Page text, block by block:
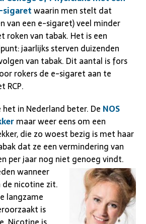
sigaretwaarin men stelt dat
van een e-sigaret) veel minder
roken van tabak. Het is een
jaarlijks sterven duizenden
van tabak. Dit aantal is fors
rokers de e-sigaret aan te
RCP.
in Nederland beter. De NOS
maar weer eens om een
die zo woest bezig is met haar
dat ze een vermindering van
per jaar nog niet genoeg vindt.
wanneer
de nicotine zit.
langzame
is